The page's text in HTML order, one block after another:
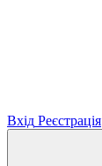
Вхід Реєстрація